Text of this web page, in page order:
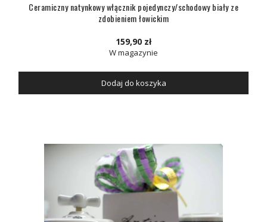
Ceramiczny natynkowy włącznik pojedynczy/schodowy biały ze
zdobieniem łowickim
159,90 zł
W magazynie
Dodaj do koszyka